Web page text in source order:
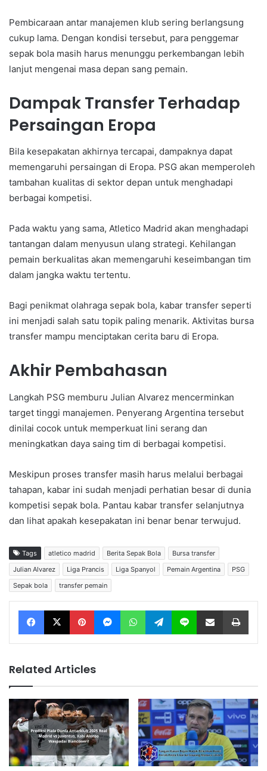
Pembicaraan antar manajemen klub sering berlangsung
cukup lama. Dengan kondisi tersebut, para penggemar
sepak bola masih harus menunggu perkembangan lebih
lanjut mengenai masa depan sang pemain.
Dampak Transfer Terhadap
Persaingan Eropa
Bila kesepakatan akhirnya tercapai, dampaknya dapat
memengaruhi persaingan di Eropa. PSG akan memperoleh
tambahan kualitas di sektor depan untuk menghadapi
berbagai kompetisi.
Pada waktu yang sama, Atletico Madrid akan menghadapi
tantangan dalam menyusun ulang strategi. Kehilangan
pemain berkualitas akan memengaruhi keseimbangan tim
dalam jangka waktu tertentu.
Bagi penikmat olahraga sepak bola, kabar transfer seperti
ini menjadi salah satu topik paling menarik. Aktivitas bursa
transfer mampu menciptakan cerita baru di Eropa.
Akhir Pembahasan
Langkah PSG memburu Julian Alvarez mencerminkan
target tinggi manajemen. Penyerang Argentina tersebut
dinilai cocok untuk memperkuat lini serang dan
meningkatkan daya saing tim di berbagai kompetisi.
Meskipun proses transfer masih harus melalui berbagai
tahapan, kabar ini sudah menjadi perhatian besar di dunia
kompetisi sepak bola. Pantau kabar transfer selanjutnya
dan lihat apakah kesepakatan ini benar benar terwujud.
Tags atletico madrid Berita Sepak Bola
Bursa transfer
Julian Alvarez
Liga Prancis Liga Spanyol Pemain Argentina
PSG
Sepak bola
transfer pemain
Facebook X Pinterest Messenger WhatsApp Telegram Line Share via Email
Related Articles